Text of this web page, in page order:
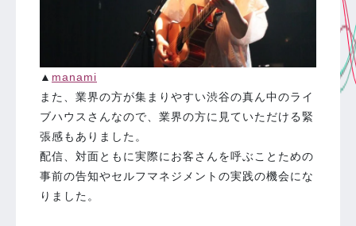
▲ manami
また、業界の方が集まりやすい渋谷の真ん中のライ
ブハウスさんなので、業界の方に見ていただける緊
張感もありました。
配信、対面ともに実際にお客さんを呼ぶことための
事前の告知やセルフマネジメントの実践の機会にな
りました。